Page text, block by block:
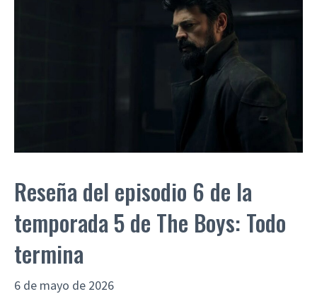
Reseña del episodio 6 de la
temporada 5 de The Boys: Todo
termina
6 de mayo de 2026